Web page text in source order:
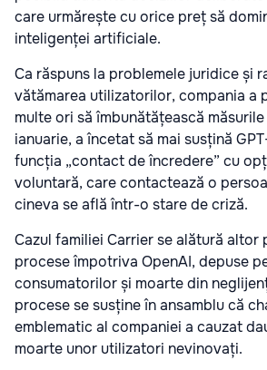
care urmărește cu orice preț să
inteligenței artificiale.
Ca răspuns la problemele juridice și
vătămarea utilizatorilor, compania a
multe ori să îmbunătățească
ianuarie, a încetat să mai susțină
funcția „contact de încredere” cu
voluntară, care contactează o
cineva se află într-o stare de criză.
Cazul familiei Carrier se alătură altor
procese împotriva OpenAI, depuse
consumatorilor și moarte din
procese se susține în ansamblu că
emblematic al companiei a cauzat
moarte unor utilizatori nevinovați.